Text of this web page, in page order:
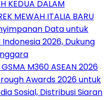
KEDUA DALAM
MEWAH ITALIA BARU
Data untuk
2026, Dukung
M360 ASEAN 2026
Awards 2026 untuk
Sosial, Distribusi Siaran